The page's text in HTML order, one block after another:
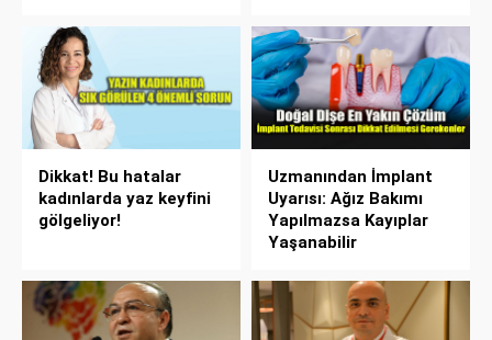
Dikkat! Bu hatalar
kadınlarda yaz keyfini
gölgeliyor!
Uzmanından İmplant
Uyarısı: Ağız Bakımı
Yapılmazsa Kayıplar
Yaşanabilir